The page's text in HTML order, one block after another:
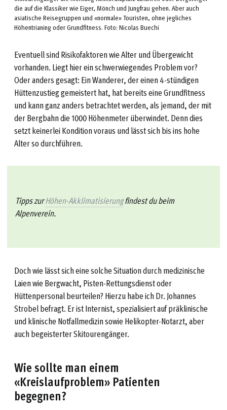
die auf die Klassiker wie Eiger, Mönch und Jungfrau gehen. Aber auch
asiatische Reisegruppen und «normale» Touristen, ohne jegliches
Höhentrianing oder Grundfitness. Foto: Nicolas Buechi
Eventuell sind Risikofaktoren wie Alter und Übergewicht
vorhanden. Liegt hier ein schwerwiegendes Problem vor?
Oder anders gesagt: Ein Wanderer, der einen 4-stündigen
Hüttenzustieg gemeistert hat, hat bereits eine Grundfitness
und kann ganz anders betrachtet werden, als jemand, der mit
der Bergbahn die 1000 Höhenmeter überwindet. Denn dies
setzt keinerlei Kondition voraus und lässt sich bis ins hohe
Alter so durchführen.
Tipps zurHöhen-Akklimatisierungfindest du beim
Alpenverein.
Doch wie lässt sich eine solche Situation durch medizinische
Laien wie Bergwacht, Pisten-Rettungsdienst oder
Hüttenpersonal beurteilen? Hierzu habe ich Dr. Johannes
Strobel befragt. Er ist Internist, spezialisiert auf präklinische
und klinische Notfallmedizin sowie Helikopter-Notarzt, aber
auch begeisterter Skitourengänger.
Wie sollte man einem
«Kreislaufproblem» Patienten
begegnen?